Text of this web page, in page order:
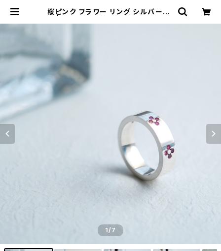
桜ピンク フラワー リング シルバー92
1/7